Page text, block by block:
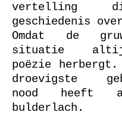
vertelling
geschiedenis
Omdat de
situatie
poëzie herbergt.
droevigste
nood heeft
bulderlach.